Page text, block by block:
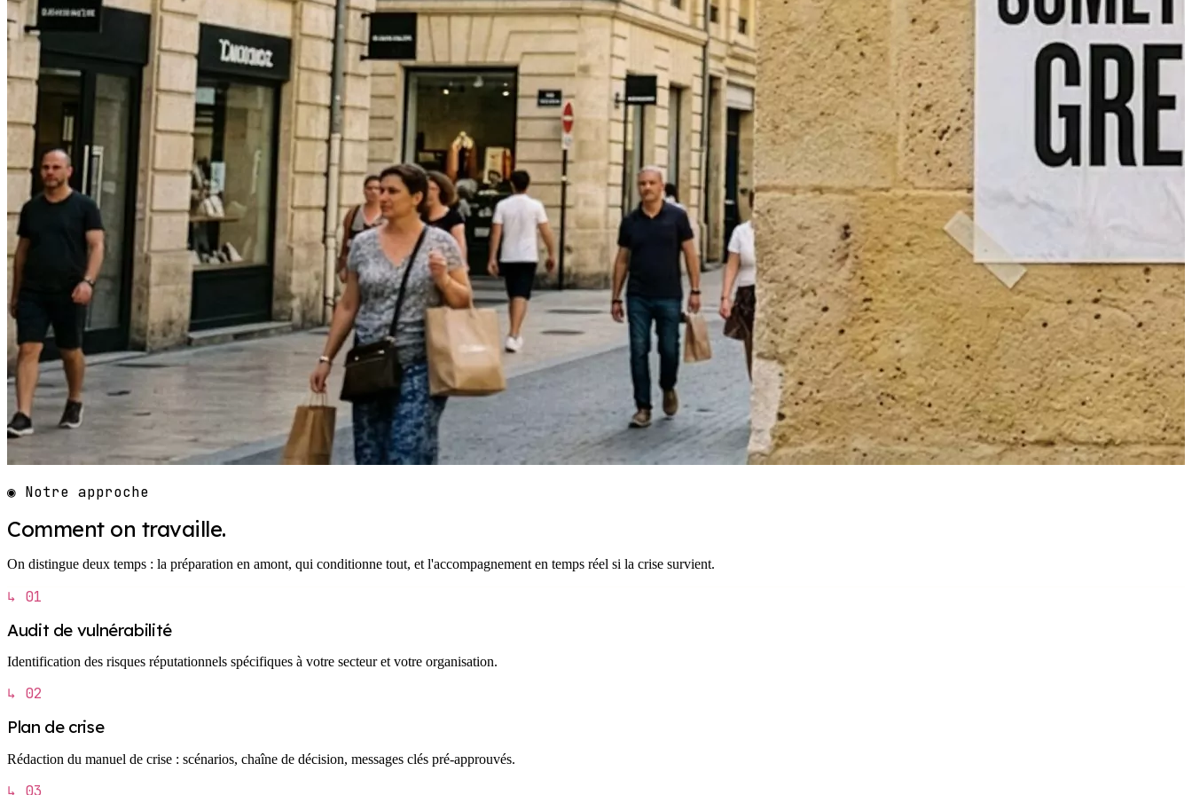
◉ Notre approche
Comment on travaille.
On distingue deux temps : la préparation en amont, qui conditionne tout, et l'accompagnement en temps réel si la crise survient.
↳ 01
Audit de vulnérabilité
Identification des risques réputationnels spécifiques à votre secteur et votre organisation.
↳ 02
Plan de crise
Rédaction du manuel de crise : scénarios, chaîne de décision, messages clés pré-approuvés.
↳ 03